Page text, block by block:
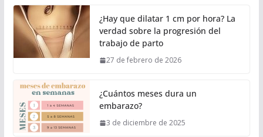
¿Hay que dilatar 1 cm por hora? La
verdad sobre la progresión del
trabajo de parto
27 de febrero de 2026
¿Cuántos meses dura un
embarazo?
3 de diciembre de 2025